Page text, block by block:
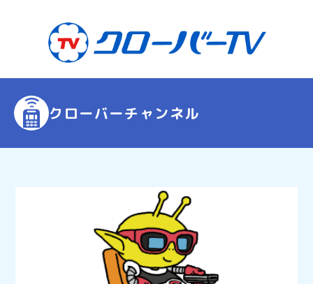
クローバーチャンネル